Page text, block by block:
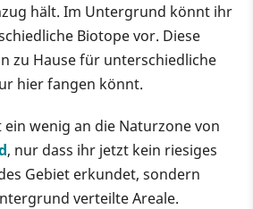
hält. Im Untergrund könnt ihr
Biotope vor. Diese
zu Hause für unterschiedliche
hier fangen könnt.
ein wenig an die Naturzone von
, nur dass ihr jetzt kein riesiges
Gebiet erkundet, sondern
verteilte Areale.